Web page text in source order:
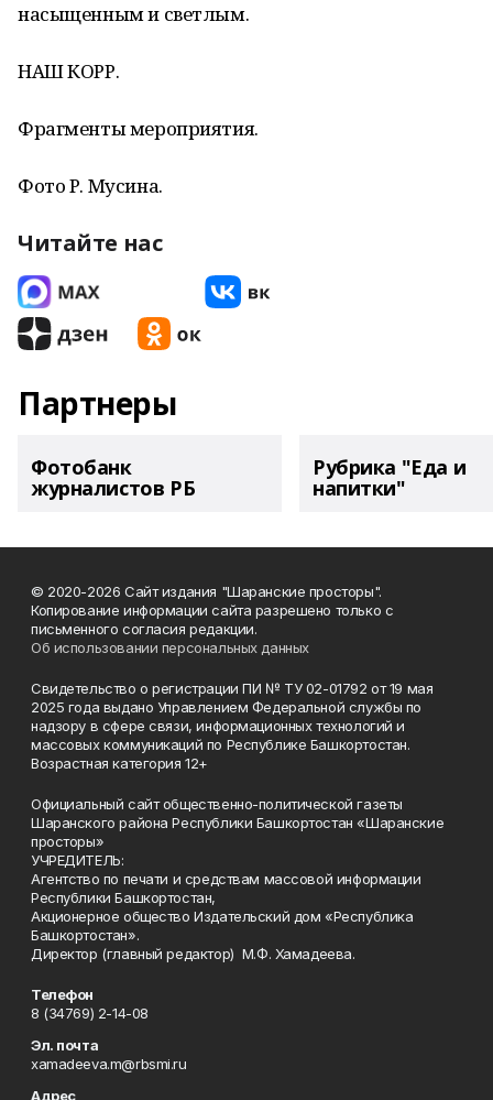
насыщенным и светлым.
НАШ КОРР.
Фрагменты мероприятия.
Фото Р. Мусина.
Читайте нас
Партнеры
Фотобанк
журналистов РБ
Рубрика "Еда и
напитки"
© 2020-2026 Сайт издания "Шаранские просторы".
Копирование информации сайта разрешено только с
письменного согласия редакции.
Об использовании персональных данных
Свидетельство о регистрации ПИ № ТУ 02-01792 от 19 мая
2025 года выдано Управлением Федеральной службы по
надзору в сфере связи, информационных технологий и
массовых коммуникаций по Республике Башкортостан.
Возрастная категория 12+
Официальный сайт общественно-политической газеты
Шаранского района Республики Башкортостан «Шаранские
просторы»
УЧРЕДИТЕЛЬ:
Агентство по печати и средствам массовой информации
Республики Башкортостан,
Акционерное общество Издательский дом «Республика
Башкортостан».
Директор (главный редактор) М.Ф. Хамадеева.
Телефон
8 (34769) 2-14-08
Эл. почта
xamadeeva.m@rbsmi.ru
Адрес